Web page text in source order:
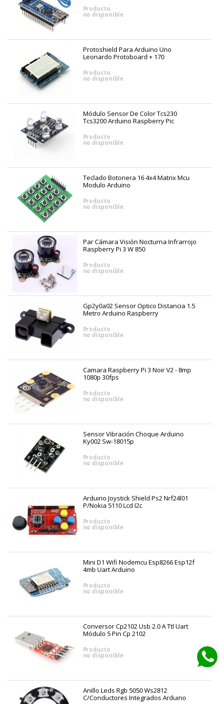
Producto
no disponible
Protoshield Para Arduino Uno
Leonardo Protoboard + 170
Producto
no disponible
Módulo Sensor De Color Tcs230
Tcs3200 Arduino Raspberry Pic
Producto
no disponible
Teclado Botonera 16 4x4 Matrix Mcu
Modulo Arduino
Producto
no disponible
Par Cámara Visión Nocturna Infrarrojo
Raspberry Pi 3 W 850
Producto
no disponible
Gp2y0a02 Sensor Optico Distancia 1.5
Metro Arduino Raspberry
Producto
no disponible
Camara Raspberry Pi 3 Noir V2 - 8mp
1080p 30fps
Producto
no disponible
Sensor Vibración Choque Arduino
Ky002 Sw-18015p
Producto
no disponible
Arduino Joystick Shield Ps2 Nrf24l01
P/nokia 5110 Lcd I2c
Producto
no disponible
Mini D1 Wifi Nodemcu Esp8266 Esp12f
4mb Uart Arduino
Producto
no disponible
Conversor Cp2102 Usb 2.0 A Ttl Uart
Módulo 5 Pin Cp 2102
Producto
no disponible
Anillo Leds Rgb 5050 Ws2812
C/conductores Integrados Arduino